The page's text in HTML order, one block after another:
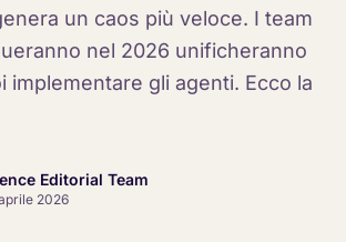
un caos più veloce. I team
nel 2026 unificheranno
implementare gli agenti. Ecco la
Editorial Team
2026